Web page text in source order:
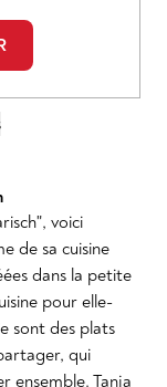
voici
de sa cuisine
dans la petite
pour elle-
sont des plats
qui
ensemble. Tanja